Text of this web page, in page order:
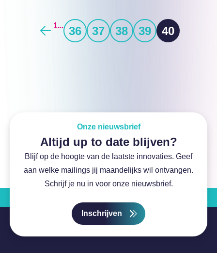
1... 36 37 38 39 40
Onze nieuwsbrief
Altijd up to date blijven?
Blijf op de hoogte van de laatste innovaties. Geef
aan welke mailings jij maandelijks wil ontvangen.
Schrijf je nu in voor onze nieuwsbrief.
Inschrijven